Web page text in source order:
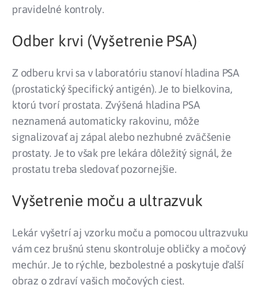
pravidelné kontroly.
Odber krvi (Vyšetrenie PSA)
Z odberu krvi sa v laboratóriu stanoví hladina PSA
(prostatický špecifický antigén). Je to bielkovina,
ktorú tvorí prostata. Zvýšená hladina PSA
neznamená automaticky rakovinu, môže
signalizovať aj zápal alebo nezhubné zväčšenie
prostaty. Je to však pre lekára dôležitý signál, že
prostatu treba sledovať pozornejšie.
Vyšetrenie moču a ultrazvuk
Lekár vyšetrí aj vzorku moču a pomocou ultrazvuku
vám cez brušnú stenu skontroluje obličky a močový
mechúr. Je to rýchle, bezbolestné a poskytuje ďalší
obraz o zdraví vašich močových ciest.